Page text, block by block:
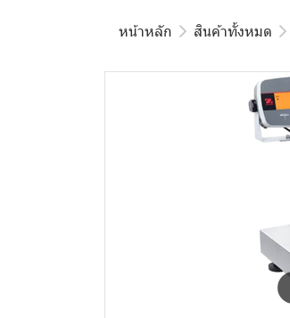
หน้าหลัก สินค้าทั้งหมด